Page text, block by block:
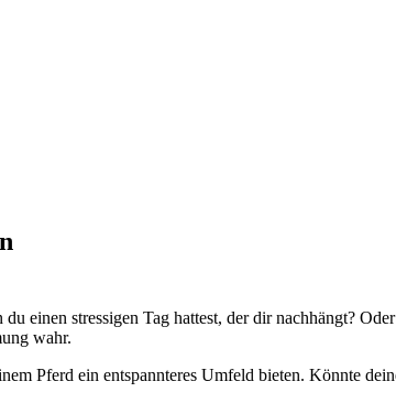
einen stressigen Tag hattest, der dir nachhängt?
wahr.
Pferd ein entspannteres Umfeld bieten. Könnte